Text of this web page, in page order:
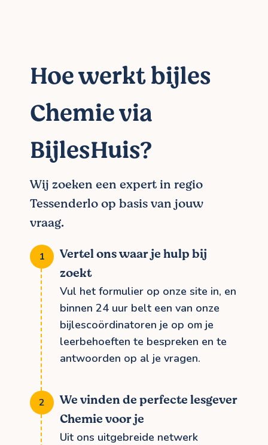
Hoe werkt bijles
Chemie via
BijlesHuis?
Wij zoeken een expert in regio
Tessenderlo op basis van jouw
vraag.
Vertel ons waar je hulp bij
zoekt
Vul het formulier op onze site in, en
binnen 24 uur belt een van onze
bijlescoördinatoren je op om je
leerbehoeften te bespreken en te
antwoorden op al je vragen.
We vinden de perfecte lesgever
Chemie voor je
Uit ons uitgebreide netwerk